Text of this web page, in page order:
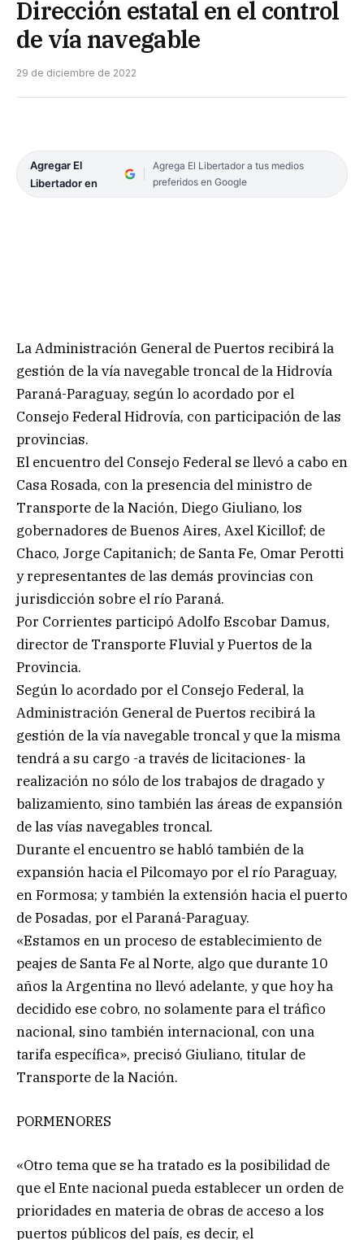
Dirección estatal en el control
de vía navegable
29 de diciembre de 2022
Agregar El
Libertador en
Agrega El Libertador a tus medios
preferidos en Google
La Administración General de Puertos recibirá la
gestión de la vía navegable troncal de la Hidrovía
Paraná-Paraguay, según lo acordado por el
Consejo Federal Hidrovía, con participación de las
provincias.
El encuentro del Consejo Federal se llevó a cabo en
Casa Rosada, con la presencia del ministro de
Transporte de la Nación, Diego Giuliano, los
gobernadores de Buenos Aires, Axel Kicillof; de
Chaco, Jorge Capitanich; de Santa Fe, Omar Perotti
y representantes de las demás provincias con
jurisdicción sobre el río Paraná.
Por Corrientes participó Adolfo Escobar Damus,
director de Transporte Fluvial y Puertos de la
Provincia.
Según lo acordado por el Consejo Federal, la
Administración General de Puertos recibirá la
gestión de la vía navegable troncal y que la misma
tendrá a su cargo -a través de licitaciones- la
realización no sólo de los trabajos de dragado y
balizamiento, sino también las áreas de expansión
de las vías navegables troncal.
Durante el encuentro se habló también de la
expansión hacia el Pilcomayo por el río Paraguay,
en Formosa; y también la extensión hacia el puerto
de Posadas, por el Paraná-Paraguay.
«Estamos en un proceso de establecimiento de
peajes de Santa Fe al Norte, algo que durante 10
años la Argentina no llevó adelante, y que hoy ha
decidido ese cobro, no solamente para el tráfico
nacional, sino también internacional, con una
tarifa específica», precisó Giuliano, titular de
Transporte de la Nación.
PORMENORES
«Otro tema que se ha tratado es la posibilidad de
que el Ente nacional pueda establecer un orden de
prioridades en materia de obras de acceso a los
puertos públicos del país, es decir, el